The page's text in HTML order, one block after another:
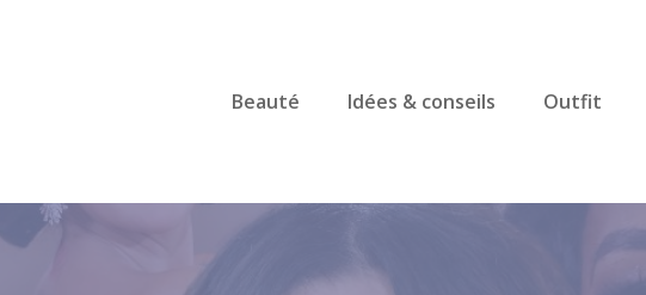
Beauté Idées & conseils Outfit